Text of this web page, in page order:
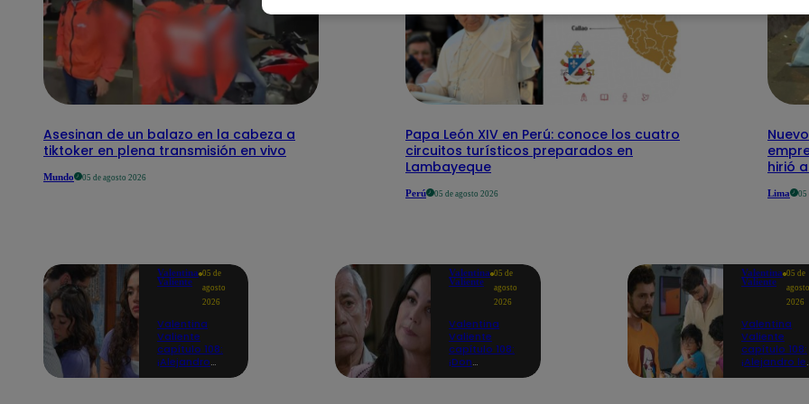
Asesinan de un balazo en la cabeza a
tiktoker en plena transmisión en vivo
Mundo 05 de agosto 2026
Papa León XIV en Perú: conoce los cuatro
circuitos turísticos preparados en
Lambayeque
Perú 05 de agosto 2026
hirió
Lima 05
Valentina
Valiente
05 de
agosto
2026
Valentina
Valiente
capítulo 108:
¡Alejandro
Valentina
Valiente
05 de
agosto
2026
Valentina
Valiente
capítulo 108:
¡Don
Valentina
Valiente
05 de
agosto
2026
Valentina
Valiente
capítulo 108:
¡Alejandro le